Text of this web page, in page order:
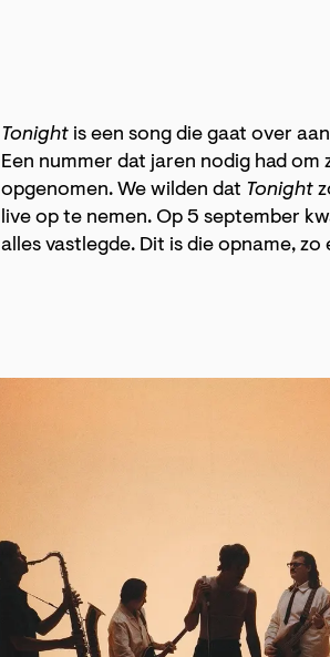
Tonight is een song die gaat over
Een nummer dat jaren nodig had
opgenomen. We wilden dat Tonight
live op te nemen. Op 5 september
alles vastlegde. Dit is die opname,